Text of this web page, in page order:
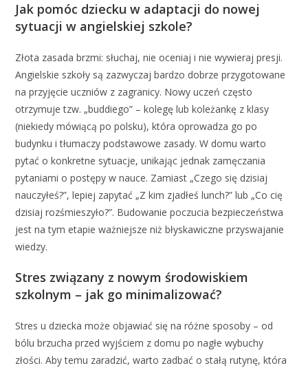
Jak pomóc dziecku w adaptacji do nowej
sytuacji w angielskiej szkole?
Złota zasada brzmi: słuchaj, nie oceniaj i nie wywieraj presji.
Angielskie szkoły są zazwyczaj bardzo dobrze przygotowane
na przyjęcie uczniów z zagranicy. Nowy uczeń często
otrzymuje tzw. „buddiego” – kolegę lub koleżankę z klasy
(niekiedy mówiącą po polsku), która oprowadza go po
budynku i tłumaczy podstawowe zasady. W domu warto
pytać o konkretne sytuacje, unikając jednak zamęczania
pytaniami o postępy w nauce. Zamiast „Czego się dzisiaj
nauczyłeś?”, lepiej zapytać „Z kim zjadłeś lunch?” lub „Co cię
dzisiaj rozśmieszyło?”. Budowanie poczucia bezpieczeństwa
jest na tym etapie ważniejsze niż błyskawiczne przyswajanie
wiedzy.
Stres związany z nowym środowiskiem
szkolnym – jak go minimalizować?
Stres u dziecka może objawiać się na różne sposoby – od
bólu brzucha przed wyjściem z domu po nagłe wybuchy
złości. Aby temu zaradzić, warto zadbać o stałą rutynę, która